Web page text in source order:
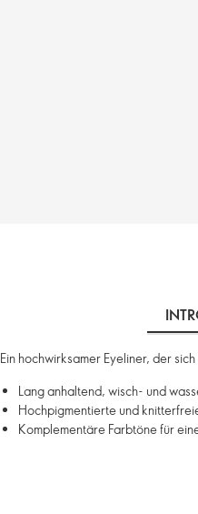
Ein hochwirksamer Eyeliner, der
Lang anhaltend, wisch- und
Hochpigmentierte und
Komplementäre Farbtöne für